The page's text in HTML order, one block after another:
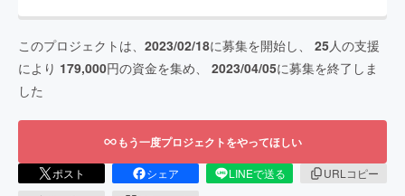
このプロジェクトは、 2023/02/18に募集を開始し、 25人の支援
により 179,000円の資金を集め、 2023/04/05に募集を終了しま
した
もう一度プロジェクトをやってほしい
ポスト シェア LINEで送る
URLコピー